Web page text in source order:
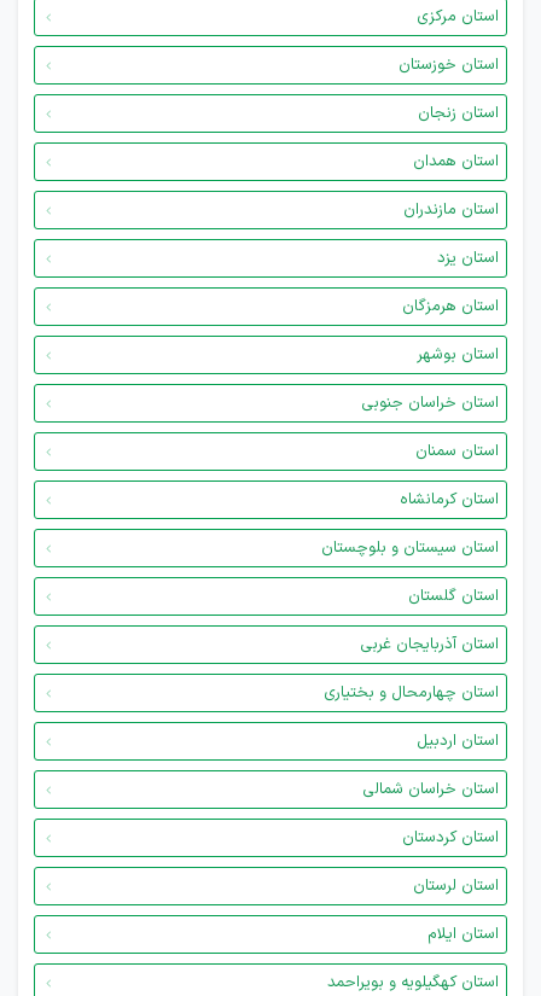
استان مرکزی
استان خوزستان
استان زنجان
استان همدان
استان مازندران
استان یزد
استان هرمزگان
استان بوشهر
استان خراسان جنوبی
استان سمنان
استان کرمانشاه
استان سیستان و بلوچستان
استان گلستان
استان آذربایجان غربی
استان چهارمحال و بختیاری
استان اردبیل
استان خراسان شمالی
استان کردستان
استان لرستان
استان ایلام
استان کهگیلویه و بویراحمد